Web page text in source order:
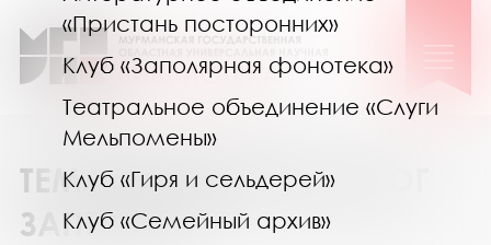
«Пристань посторонних»
Клуб «Заполярная фонотека»
Театральное объединение «Слуги
Мельпомены»
Клуб «Гиря и сельдерей»
Клуб «Семейный архив»
ТЕМАТИЧЕСКИЙ КАТАЛОГ
ЗАПРОСОВ